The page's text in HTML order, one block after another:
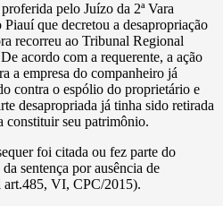
pelo Juízo da 2ª Vara
que decretou a desapropriação
recorreu ao Tribunal Regional
acordo com a requerente, a ação
a empresa do companheiro já
contra o espólio do proprietário e
desapropriada já tinha sido retirada
constituir seu patrimônio.
foi citada ou fez parte do
sentença por ausência de
art.485, VI, CPC/2015).